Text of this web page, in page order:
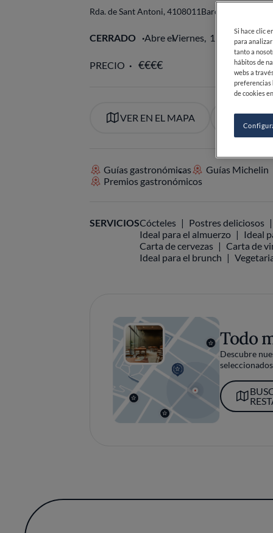
Rda. de Sant Antoni, 4108011Barcelona
CERRADO Abre elViernes, 13:00-14:30
PRECIO
VER EN EL MAPA
Guías gastronómicas
Guías Michelin
Premios gastronómicos
SERVICIOSCócteles Postres deliciosos
Ideal para el almuerzo
Ideal
Carta de cervezas
Carta de
Ideal para el brunch
Todo
Descubre
Si hace clic
para
tanto a
hábitos de
webs a
preferencias
de cookies